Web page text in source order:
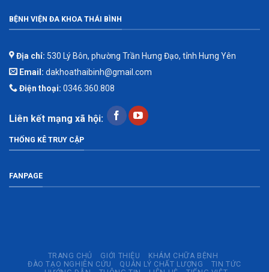
BỆNH VIỆN ĐA KHOA THÁI BÌNH
Địa chỉ: 530 Lý Bôn, phường Trần Hưng Đạo, tỉnh Hưng Yên
Email: dakhoathaibinh@gmail.com
Điện thoại: 0346.360.808
Liên kết mạng xã hội:
THỐNG KÊ TRUY CẬP
FANPAGE
TRANG CHỦ GIỚI THIỆU
KHÁM CHỮA BỆNH
ĐÀO TẠO NGHIÊN CỨU
QUẢN LÝ CHẤT LƯỢNG
TIN TỨC